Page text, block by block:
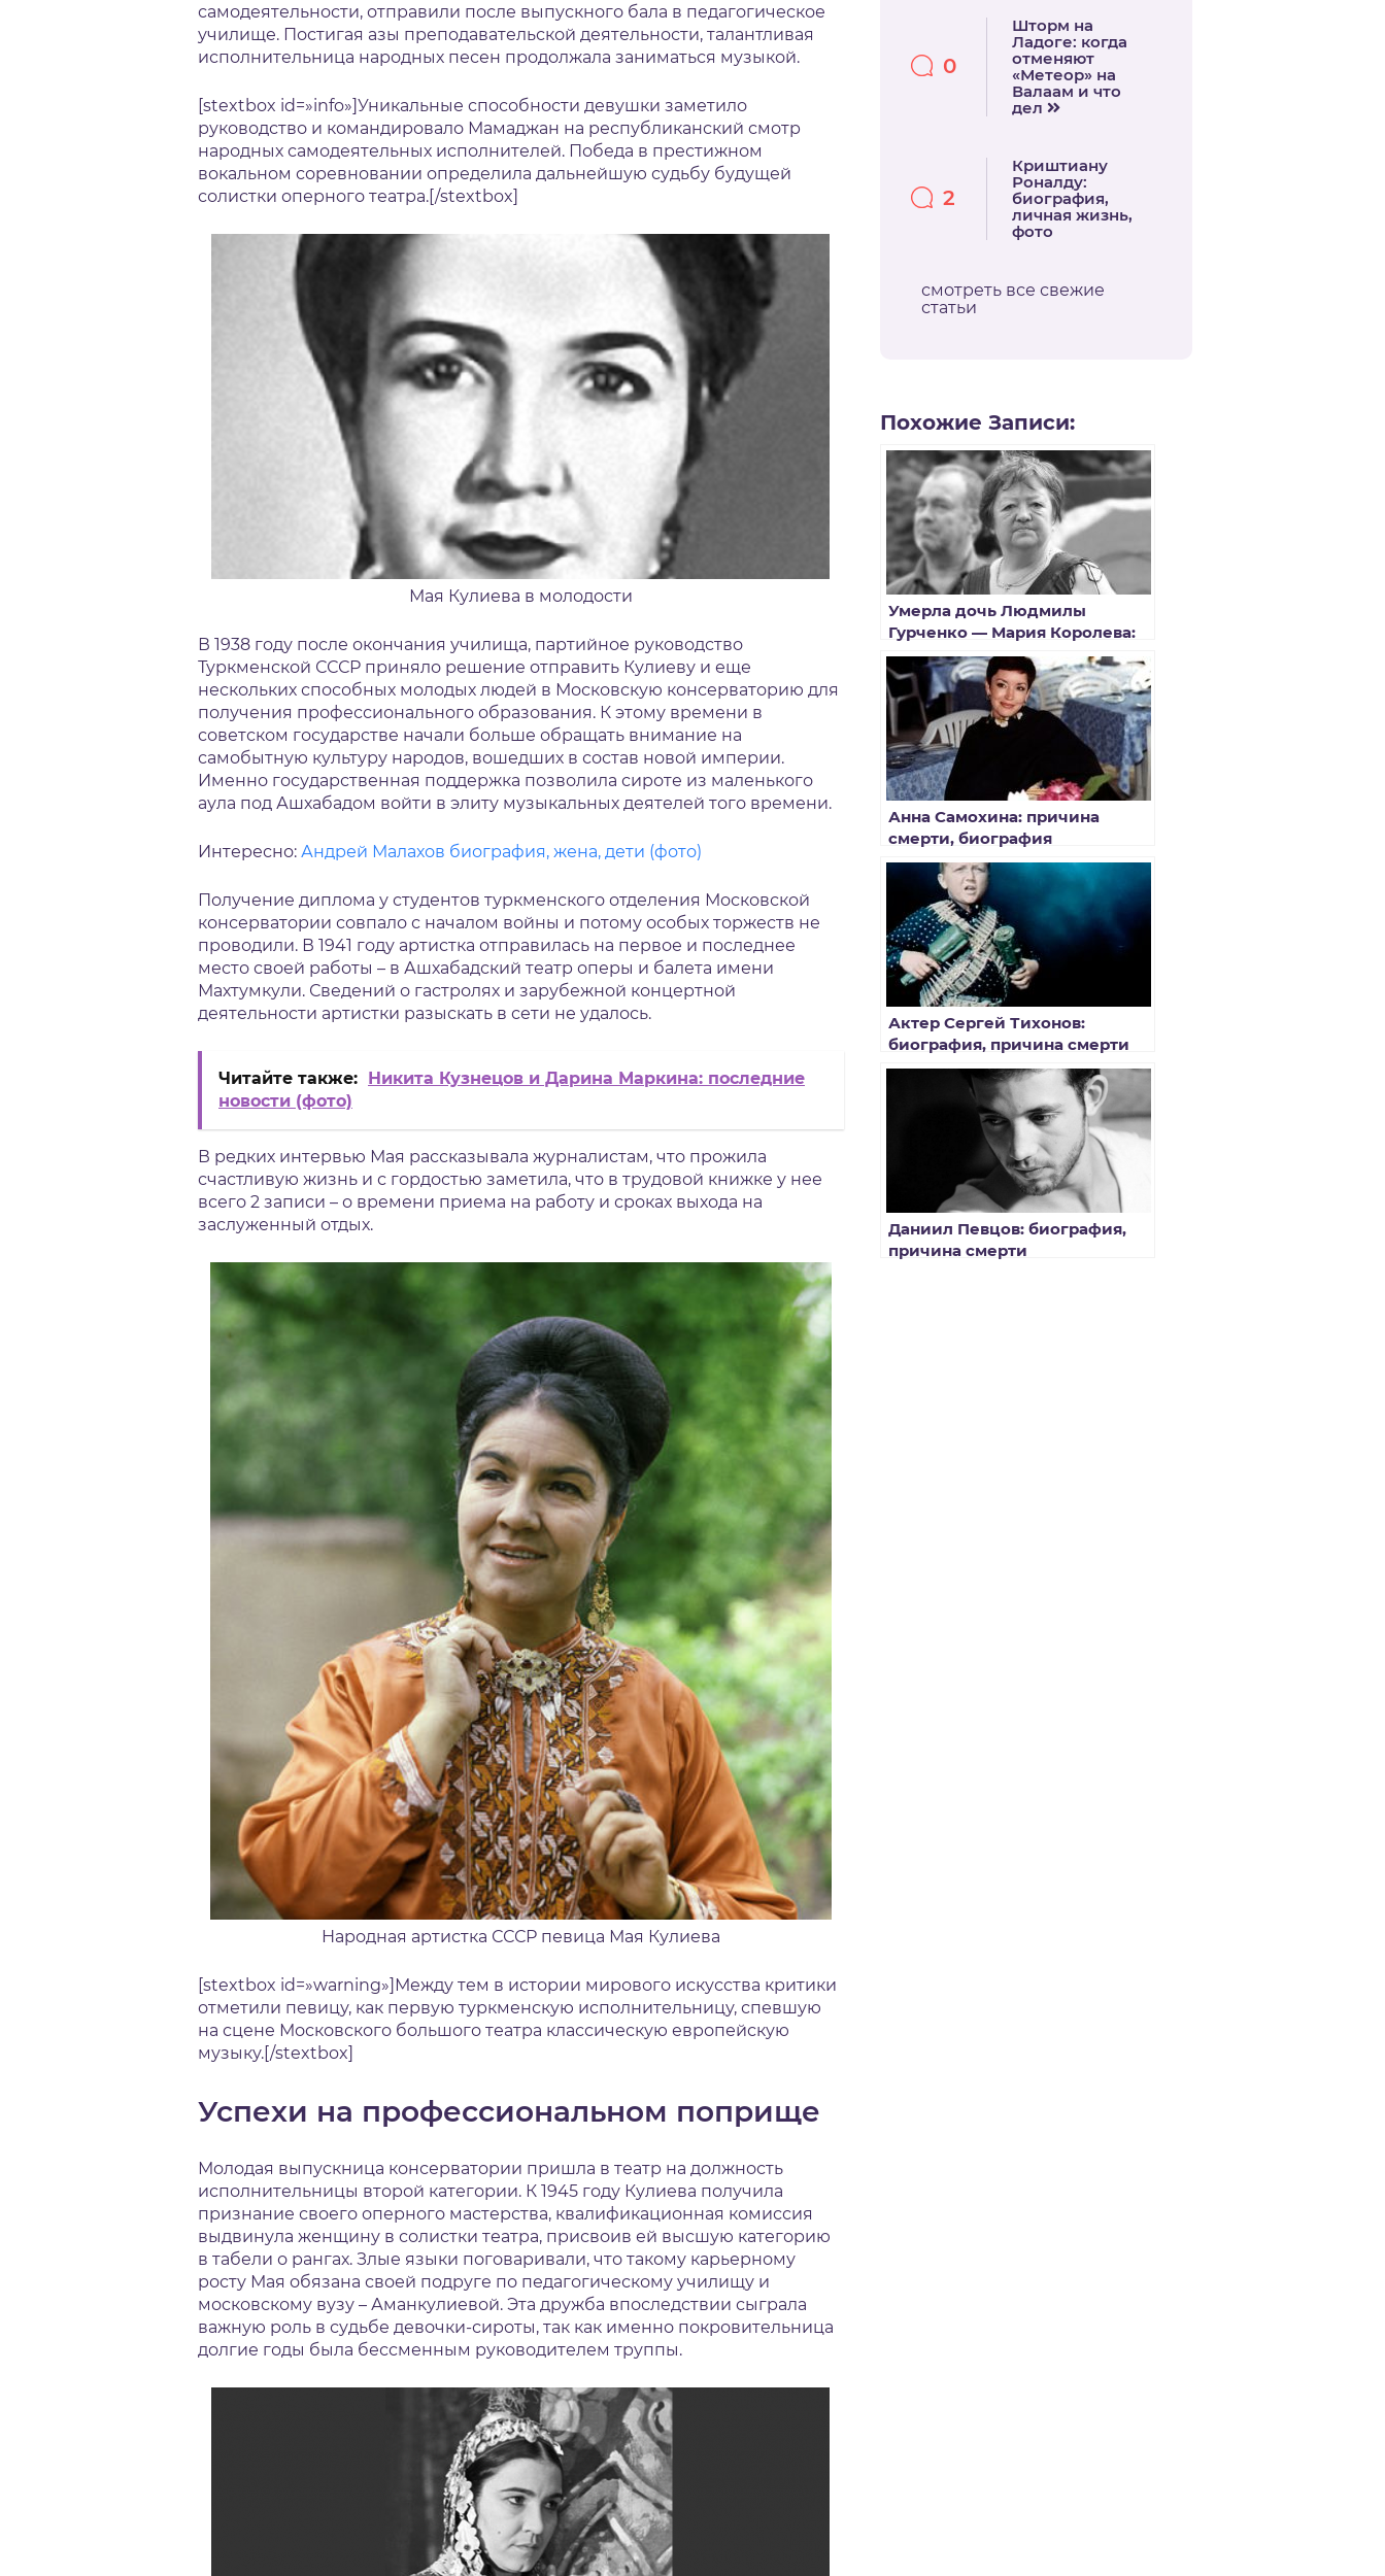
самодеятельности, отправили после выпускного бала в педагогическое
училище. Постигая азы преподавательской деятельности, талантливая
исполнительница народных песен продолжала заниматься музыкой.
[stextbox id=»info»]Уникальные способности девушки заметило
руководство и командировало Мамаджан на республиканский смотр
народных самодеятельных исполнителей. Победа в престижном
вокальном соревновании определила дальнейшую судьбу будущей
солистки оперного театра.[/stextbox]
Мая Кулиева в молодости
В 1938 году после окончания училища, партийное руководство
Туркменской СССР приняло решение отправить Кулиеву и еще
нескольких способных молодых людей в Московскую консерваторию для
получения профессионального образования. К этому времени в
советском государстве начали больше обращать внимание на
самобытную культуру народов, вошедших в состав новой империи.
Именно государственная поддержка позволила сироте из маленького
аула под Ашхабадом войти в элиту музыкальных деятелей того времени.
Интересно: Андрей Малахов биография, жена, дети (фото)
Получение диплома у студентов туркменского отделения Московской
консерватории совпало с началом войны и потому особых торжеств не
проводили. В 1941 году артистка отправилась на первое и последнее
место своей работы – в Ашхабадский театр оперы и балета имени
Махтумкули. Сведений о гастролях и зарубежной концертной
деятельности артистки разыскать в сети не удалось.
Читайте также: Никита Кузнецов и Дарина Маркина: последние
новости (фото)
В редких интервью Мая рассказывала журналистам, что прожила
счастливую жизнь и с гордостью заметила, что в трудовой книжке у нее
всего 2 записи – о времени приема на работу и сроках выхода на
заслуженный отдых.
Народная артистка СССР певица Мая Кулиева
[stextbox id=»warning»]Между тем в истории мирового искусства критики
отметили певицу, как первую туркменскую исполнительницу, спевшую
на сцене Московского большого театра классическую европейскую
музыку.[/stextbox]
Успехи на профессиональном поприще
Молодая выпускница консерватории пришла в театр на должность
исполнительницы второй категории. К 1945 году Кулиева получила
признание своего оперного мастерства, квалификационная комиссия
выдвинула женщину в солистки театра, присвоив ей высшую категорию
в табели о рангах. Злые языки поговаривали, что такому карьерному
росту Мая обязана своей подруге по педагогическому училищу и
московскому вузу – Аманкулиевой. Эта дружба впоследствии сыграла
важную роль в судьбе девочки-сироты, так как именно покровительница
долгие годы была бессменным руководителем труппы.
0
Шторм на
Ладоге: когда
отменяют
«Метеор» на
Валаам и что
дел
2
Криштиану
Роналду:
биография,
личная жизнь,
фото
смотреть все свежие
статьи
Похожие Записи:
Умерла дочь Людмилы
Гурченко — Мария Королева:
причина смерти
Анна Самохина: причина
смерти, биография
Актер Сергей Тихонов:
биография, причина смерти
Даниил Певцов: биография,
причина смерти